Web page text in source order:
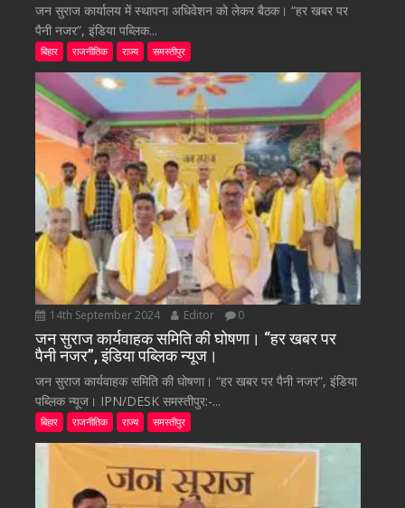
जन सुराज कार्यालय में स्थापना अधिवेशन को लेकर बैठक। “हर खबर पर
पैनी नजर”, इंडिया पब्लिक...
बिहार राजनीतिक राज्य समस्तीपुर
14th September 2024 Editor 0
जन सुराज कार्यवाहक समिति की घोषणा। “हर खबर पर
पैनी नजर”, इंडिया पब्लिक न्यूज।
जन सुराज कार्यवाहक समिति की घोषणा। “हर खबर पर पैनी नजर”, इंडिया
पब्लिक न्यूज। IPN/DESK समस्तीपुर:-...
बिहार राजनीतिक राज्य समस्तीपुर